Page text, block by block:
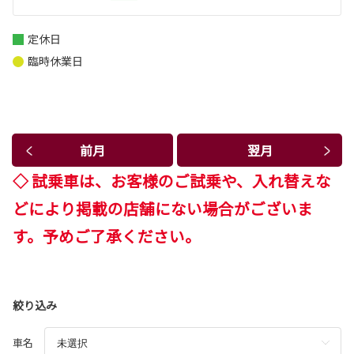
前月 翌月
定休日
臨時休業日
◇ 試乗車は、お客様のご試乗や、入れ替えな
どにより掲載の店舗にない場合がございま
す。予めご了承ください。
絞り込み
車名